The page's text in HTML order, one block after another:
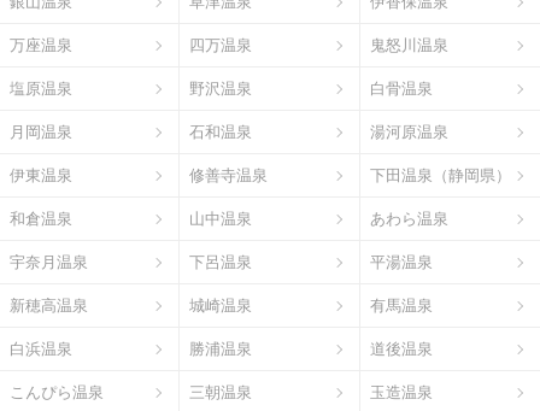
万座温泉 四万温泉 鬼怒川温泉
塩原温泉 野沢温泉 白骨温泉
月岡温泉 石和温泉 湯河原温泉
伊東温泉 修善寺温泉 下田温泉（静岡県）
和倉温泉 山中温泉 あわら温泉
宇奈月温泉 下呂温泉 平湯温泉
新穂高温泉 城崎温泉 有馬温泉
白浜温泉 勝浦温泉 道後温泉
こんぴら温泉 三朝温泉 玉造温泉